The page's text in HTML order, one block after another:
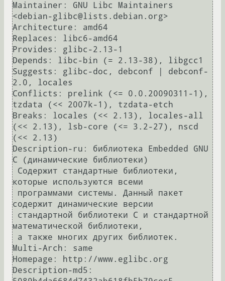
Maintainer: GNU Libc Maintainers
<debian-glibc@lists.debian.org>
Architecture: amd64
Replaces: libc6-amd64
Provides: glibc-2.13-1
Depends: libc-bin (= 2.13-38), libgcc1
Suggests: glibc-doc, debconf | debconf-
2.0, locales
Conflicts: prelink (<= 0.0.20090311-1),
tzdata (<< 2007k-1), tzdata-etch
Breaks: locales (<< 2.13), locales-all
(<< 2.13), lsb-core (<= 3.2-27), nscd
(<< 2.13)
Description-ru: библиотека Embedded GNU
C (динамические библиотеки)
которые используются всеми
содержит динамические версии
математической библиотеки,
Multi-Arch: same
Homepage: http://www.eglibc.org
Description-md5: